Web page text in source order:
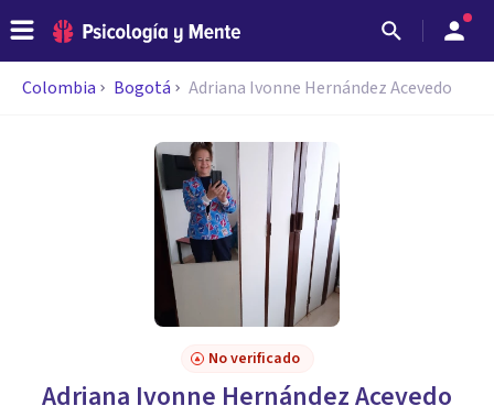
Colombia Bogotá Adriana Ivonne Hernández Acevedo
No verificado
Adriana Ivonne Hernández Acevedo